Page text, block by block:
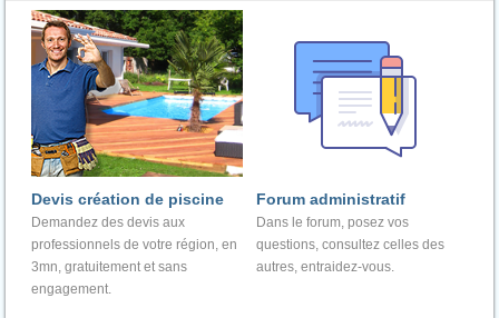
Devis création de piscine
Demandez des devis aux
professionnels de votre région, en
3mn, gratuitement et sans
engagement.
Forum administratif
Dans le forum, posez vos
questions, consultez celles des
autres, entraidez-vous.